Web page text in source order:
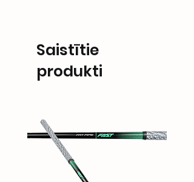
Saistītie
produkti